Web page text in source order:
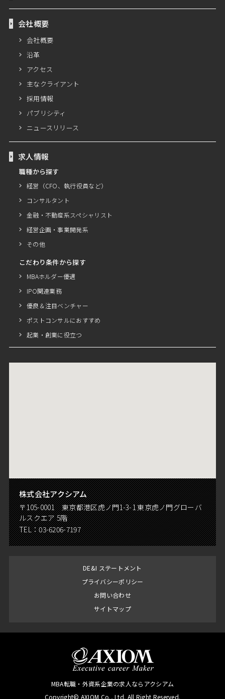
会社概要
会社概要
沿革
アクセス
主なクライアント
採用情報
パブリシティ
ニュースリリース
求人情報
職種から探す
経営（CFO、執行役員など）
コンサルタント
金融・不動産系スペシャリスト
経営企画・事業開発系
その他
こだわり条件から探す
MBAホルダー優遇
IPO関連業務
優良＆注目ベンチャー
ポストコンサルにおすすめ
起業・創業に役立つ
株式会社アクシアム
〒105-0001 東京都港区虎ノ門1-3-1 東京虎ノ門グローバ
ルスクエア 5階
TEL：03-6206-7197
DE&I ステートメント
プライバシーポリシー
お問い合わせ
サイトマップ
MBA転職・外資系企業の求人ならアクシアム
Copyright© AXIOM Co., Ltd. All Right Reserved.